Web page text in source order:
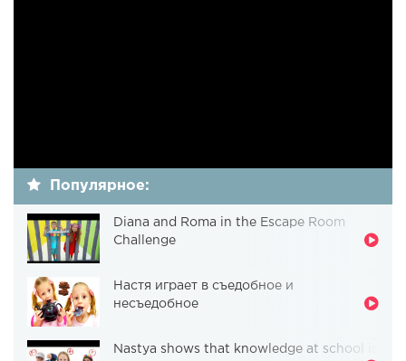
Популярное:
Diana and Roma in the Escape Room
Challenge
Настя играет в съедобное и
несъедобное
Nastya shows that knowledge at school is